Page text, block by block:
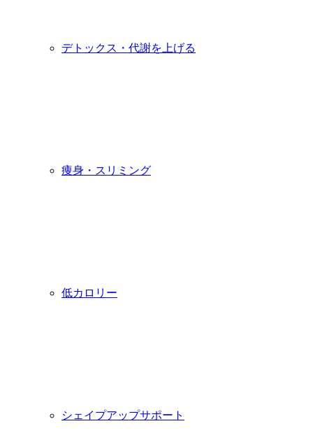
デトックス・代謝を上げる
痩身・スリミング
低カロリー
シェイプアップサポート